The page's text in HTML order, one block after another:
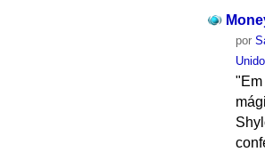
por